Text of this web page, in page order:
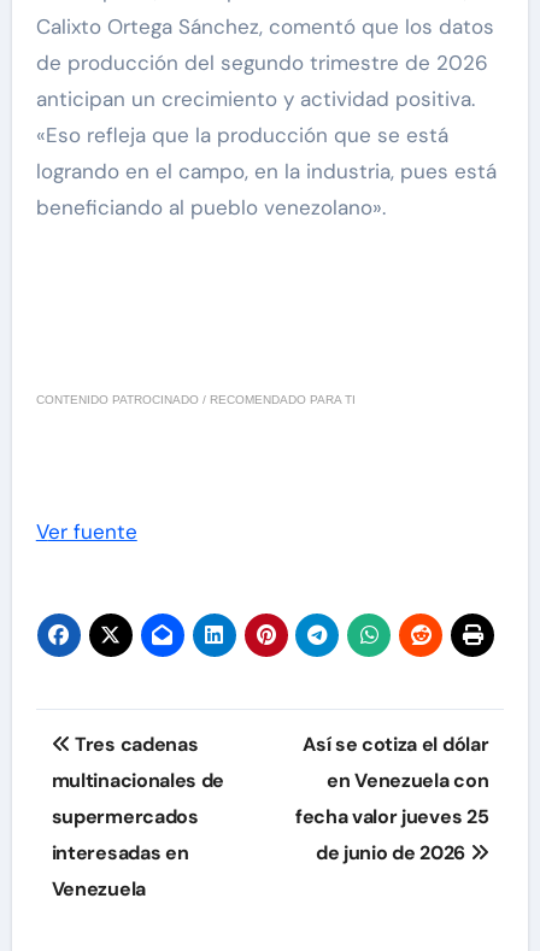
Calixto Ortega Sánchez, comentó que los datos
de producción del segundo trimestre de 2026
anticipan un crecimiento y actividad positiva.
«Eso refleja que la producción que se está
logrando en el campo, en la industria, pues está
beneficiando al pueblo venezolano».
CONTENIDO PATROCINADO / RECOMENDADO PARA TI
Ver fuente
Navegación
de
entradas
Tres cadenas
multinacionales de
supermercados
interesadas en
Venezuela
Así se cotiza el dólar
en Venezuela con
fecha valor jueves 25
de junio de 2026